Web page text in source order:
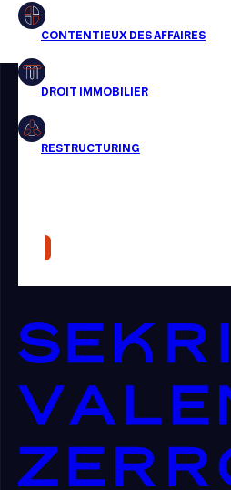
Droit immobilier
Restructuring
Presse
Aucun résultats pour cette recherche